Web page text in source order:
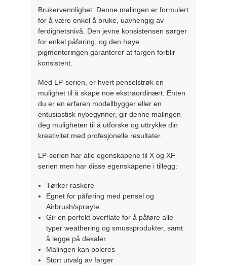
Brukervennlighet: Denne malingen er formulert
for å være enkel å bruke, uavhengig av
ferdighetsnivå. Den jevne konsistensen sørger
for enkel påføring, og den høye
pigmenteringen garanterer at fargen forblir
konsistent.
Med LP-serien, er hvert penselstrøk en
mulighet til å skape noe ekstraordinært. Enten
du er en erfaren modellbygger eller en
entusiastisk nybegynner, gir denne malingen
deg muligheten til å utforske og uttrykke din
kreativitet med profesjonelle resultater.
LP-serien har alle egenskapene til X og XF
serien men har disse egenskapene i tillegg:
Tørker raskere
Egnet for påføring med pensel og
Airbrush/sprøyte
Gir en perfekt overflate for å påføre alle
typer weathering og smussprodukter, samt
å legge på dekaler.
Malingen kan poleres
Stort utvalg av farger